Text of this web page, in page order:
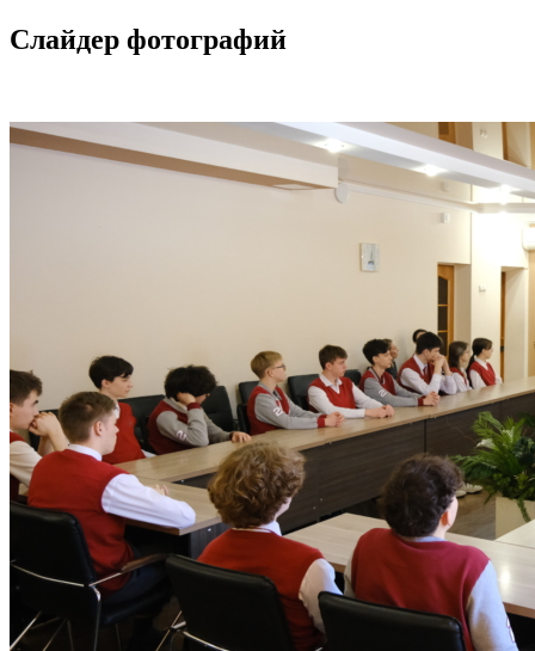
Слайдер фотографий